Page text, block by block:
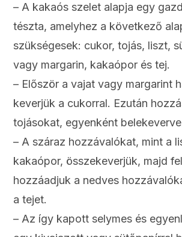
– A kakaós szelet alapja egy
tészta, amelyhez a következő
szükségesek: cukor, tojás, liszt,
vagy margarin, kakaópor és tej.
– Először a vajat vagy margarint
keverjük a cukorral. Ezután
tojásokat, egyenként
– A száraz hozzávalókat, mint a
kakaópor, összekeverjük, majd
hozzáadjuk a nedves
a tejet.
– Az így kapott selymes és